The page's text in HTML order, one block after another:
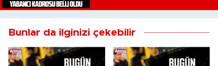
Bunlar da ilginizi çekebilir